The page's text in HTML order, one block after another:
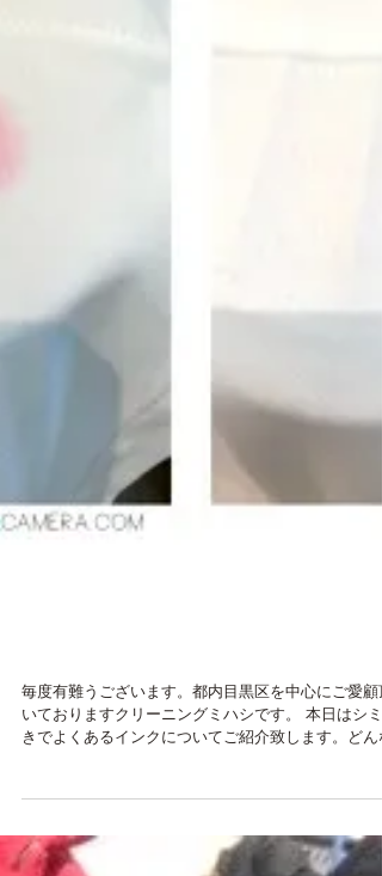
インクのしみ抜き除去のご
依頼